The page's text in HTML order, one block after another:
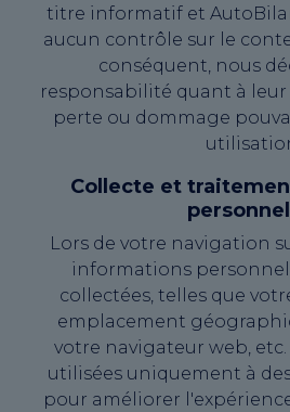
titre informatif et
aucun contrôle sur le
conséquent, nous
responsabilité quant à
perte ou dommage
Collecte et
Lors de votre navigation
informations
collectées, telles que
emplacement
votre navigateur web,
utilisées uniquement à
pour améliorer